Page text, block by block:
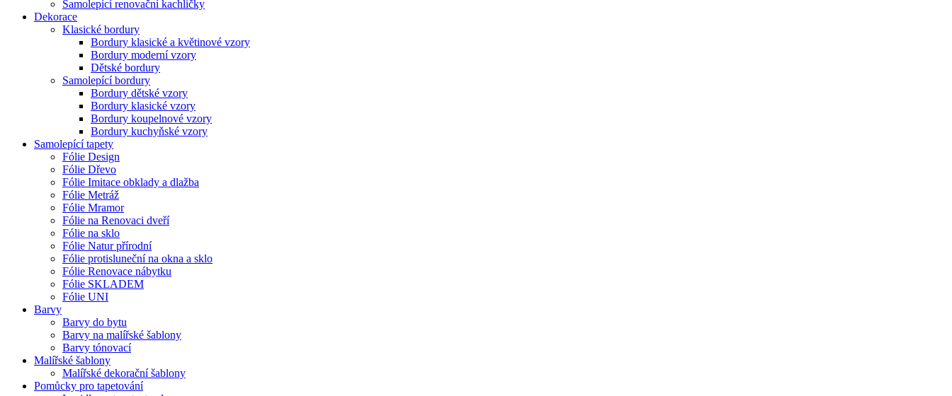
Samolepící renovační kachličky
Dekorace
Klasické bordury
Bordury klasické a květinové vzory
Bordury moderní vzory
Dětské bordury
Samolepící bordury
Bordury dětské vzory
Bordury klasické vzory
Bordury koupelnové vzory
Bordury kuchyňské vzory
Samolepící tapety
Fólie Design
Fólie Dřevo
Fólie Imitace obklady a dlažba
Fólie Metráž
Fólie Mramor
Fólie na Renovaci dveří
Fólie na sklo
Fólie Natur přírodní
Fólie protisluneční na okna a sklo
Fólie Renovace nábytku
Fólie SKLADEM
Fólie UNI
Barvy
Barvy do bytu
Barvy na malířské šablony
Barvy tónovací
Malířské šablony
Malířské dekorační šablony
Pomůcky pro tapetování